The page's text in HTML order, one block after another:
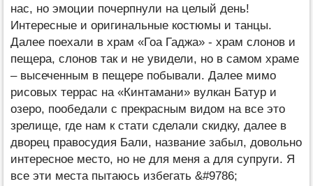
нас, но эмоции почерпнули на целый день!
Интересные и оригинальные костюмы и танцы.
Далее поехали в храм «Гоа Гаджа» - храм слонов и
пещера, слонов так и не увидели, но в самом храме
– высеченным в пещере побывали. Далее мимо
рисовых террас на «Кинтамани» вулкан Батур и
озеро, пообедали с прекрасным видом на все это
зрелище, где нам к стати сделали скидку, далее в
дворец правосудия Бали, название забыл, довольно
интересное место, но не для меня а для супруги. Я
все эти места пытаюсь избегать &#9786;